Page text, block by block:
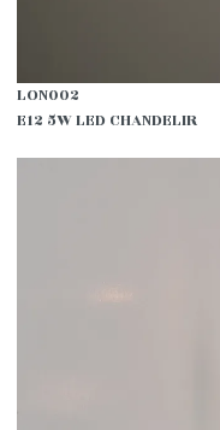
LON002
E12 5W LED CHANDELIR